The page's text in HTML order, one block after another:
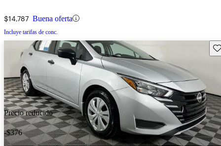
$14,787 Buena oferta
Incluye tarifas de conc.
Precio reducido
-$376